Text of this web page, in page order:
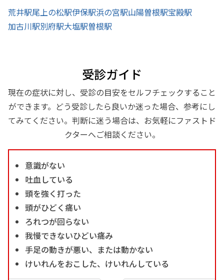
荒井駅尾上の松駅伊保駅浜の宮駅山陽曽根駅宝殿駅
加古川駅別府駅大塩駅曽根駅
受診ガイド
現在の症状に対し、受診の目安をセルフチェックすること
ができます。どう受診したら良いか迷った場合、参考にし
てみてください。判断に迷う場合は、お気軽にファストド
クターへご相談ください。
意識がない
吐血している
頭を強く打った
頭がひどく痛い
ろれつが回らない
我慢できないひどい痛み
手足の動きが悪い、または動かない
けいれんをおこした、けいれんしている